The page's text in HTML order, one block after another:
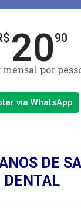
2090
por
via WhatsApp
DE
DENTAL